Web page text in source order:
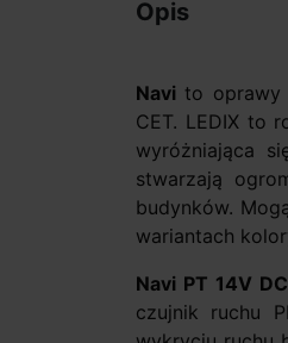
Opis
Navi to oprawy
CET. LEDIX to
wyróżniająca
stwarzają
budynków.
wariantach
Navi PT 14V DC
czujnik ruchu